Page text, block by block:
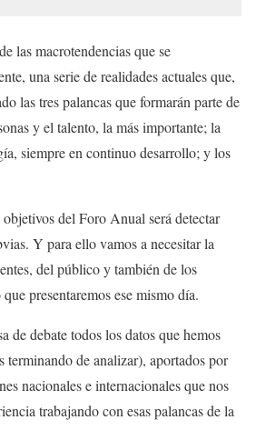
las macrotendencias que se
una serie de realidades actuales que,
las tres palancas que formarán parte de
y el talento, la más importante; la
siempre en continuo desarrollo; y los
del Foro Anual será detectar
Y para ello vamos a necesitar la
del público y también de los
presentaremos ese mismo día.
de debate todos los datos que hemos
terminando de analizar), aportados por
nacionales e internacionales que nos
trabajando con esas palancas de la